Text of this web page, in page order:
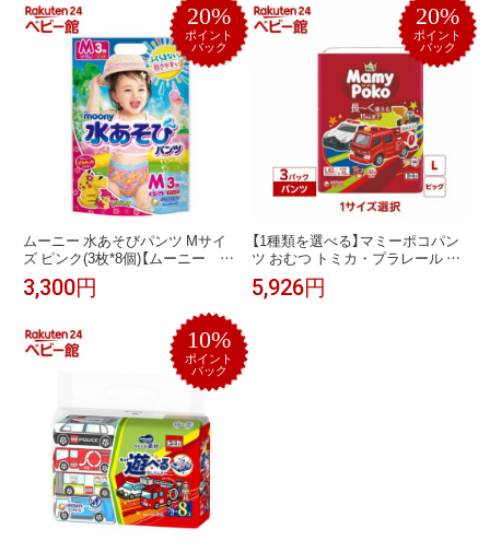
20%
ポイント
バック
ムーニー 水あそびパンツ Mサイ
ズ ピンク(3枚*8個)【ムーニー 水
あそびパンツ】
3,300円
20%
ポイント
バック
【1種類を選べる】マミーポコパン
ツ おむつ トミカ・プラレール L
BIG(3袋セット)【マミーポコパン
ツ】
5,926円
10%
ポイント
バック